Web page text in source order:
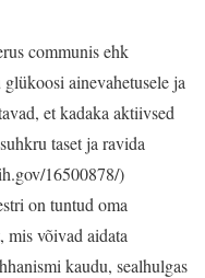
communis ehk
ainevahetusele ja
et kadaka aktiivsed
taset ja ravida
16500878/)
on tuntud oma
mis võivad aidata
kaudu, sealhulgas